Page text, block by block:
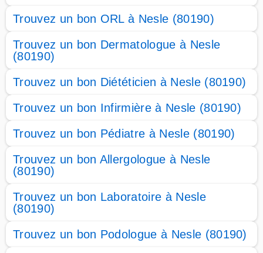
Trouvez un bon ORL à Nesle (80190)
Trouvez un bon Dermatologue à Nesle
(80190)
Trouvez un bon Diététicien à Nesle (80190)
Trouvez un bon Infirmière à Nesle (80190)
Trouvez un bon Pédiatre à Nesle (80190)
Trouvez un bon Allergologue à Nesle
(80190)
Trouvez un bon Laboratoire à Nesle
(80190)
Trouvez un bon Podologue à Nesle (80190)